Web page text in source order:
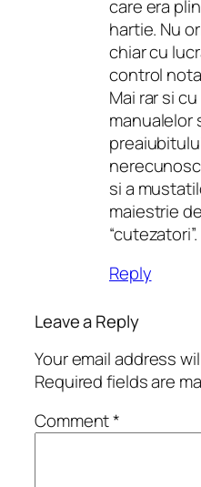
care era
hartie. Nu
chiar cu
control
Mai rar si
manualelor
si a
maiestrie
“cutezatori”.
Reply
Leave a Reply
Your email address
Required fields are
Comment*